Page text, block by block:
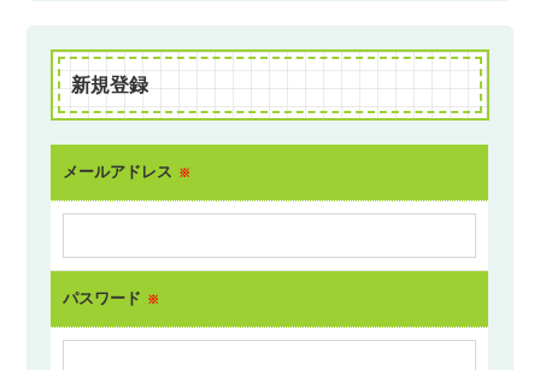
新規登録
メールアドレス ※
パスワード ※